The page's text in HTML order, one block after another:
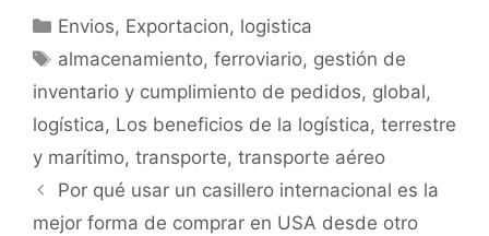
Envios, Exportacion, logistica
almacenamiento,ferroviario, gestión de
inventario y cumplimiento de pedidos, global,
logística, Los beneficios de la logística, terrestre
y marítimo, transporte, transporte aéreo
Por qué usar un casillero internacional es la
mejor forma de comprar en USA desde otro